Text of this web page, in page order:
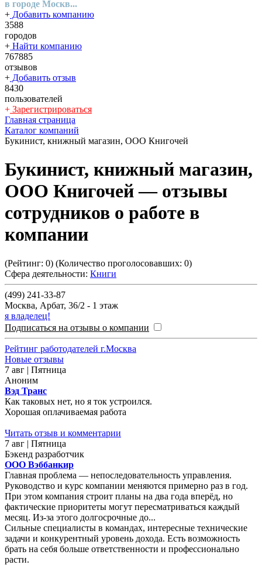
в городе Москв...
+ Добавить компанию
3588
городов
+ Найти компанию
767885
отзывов
+ Добавить отзыв
8430
пользователей
+ Зарегистрироваться
Главная страница
Каталог компаний
Букинист, книжный магазин, ООО Книгочей
Букинист, книжный магазин,
ООО Книгочей— отзывы
сотрудников о работе в
компании
(Рейтинг: 0) (Количество проголосовавших: 0)
Сфера деятельности: Книги
(499) 241-33-87
Москва, Арбат, 36/2 - 1 этаж
я владелец!
Подписаться на отзывы о компании
Рейтинг работодателей г.Москва
Новые отзывы
7 авг | Пятница
Аноним
Вэд Транс
Как таковых нет, но я ток устроился.
Хорошая оплачиваемая работа
Читать отзыв и комментарии
7 авг | Пятница
Бэкенд разработчик
ООО Вэббанкир
Главная проблема — непоследовательность управления.
Руководство и курс компании меняются примерно раз в год.
При этом компания строит планы на два года вперёд, но
фактические приоритеты могут пересматриваться каждый
месяц. Из-за этого долгосрочные до...
Сильные специалисты в командах, интересные технические
задачи и конкурентный уровень дохода. Есть возможность
брать на себя больше ответственности и профессионально
расти.